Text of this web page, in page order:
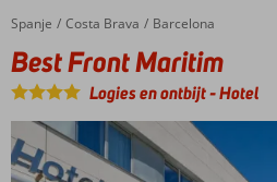
Home
Spanje Costa Brava Barcelona
Best Front Maritim
Best Front Maritim
Logies en ontbijt-Hotel